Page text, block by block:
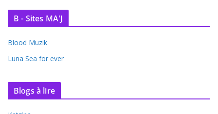
B - Sites MA'J
Blood Muzik
Luna Sea for ever
Blogs à lire